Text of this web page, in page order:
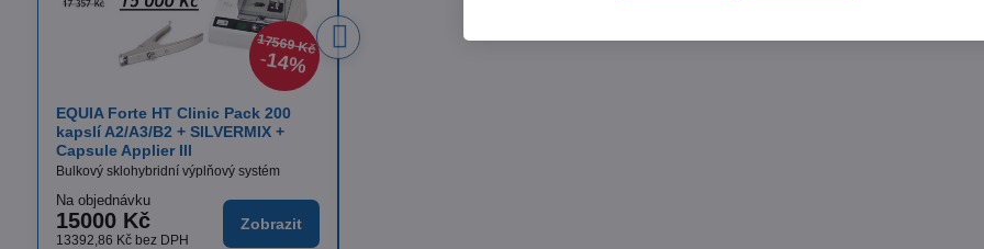
17569 Kč
14%
EQUIA Forte HT Clinic Pack 200
kapslí A2/A3/B2 + SILVERMIX +
Capsule Applier III
Bulkový sklohybridní výplňový systém
Na objednávku
15000 Kč
13392,86 Kč bez DPH
Zobrazit